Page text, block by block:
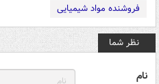
فروشنده مواد شیمیایی
نظر شما
نام